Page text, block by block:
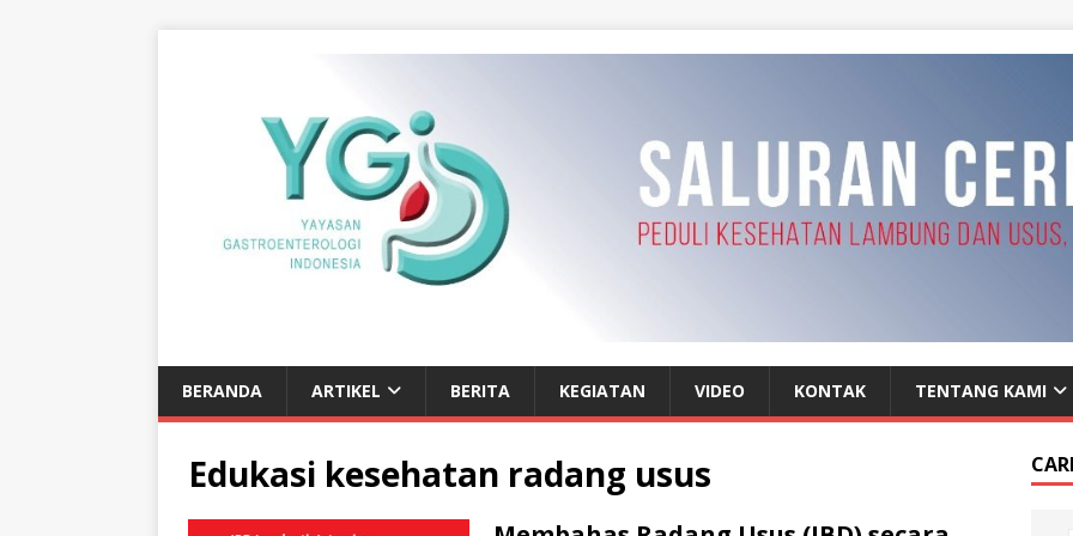
BERANDA ARTIKEL BERITA KEGIATAN VIDEO KONTAK TENTANG KAMI
Edukasi kesehatan radang usus